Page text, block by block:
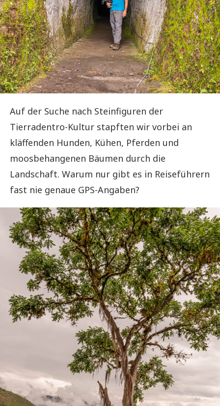
Auf der Suche nach Steinfiguren der
Tierradentro-Kultur stapften wir vorbei an
kläffenden Hunden, Kühen, Pferden und
moosbehangenen Bäumen durch die
Landschaft. Warum nur gibt es in Reiseführern
fast nie genaue GPS-Angaben?